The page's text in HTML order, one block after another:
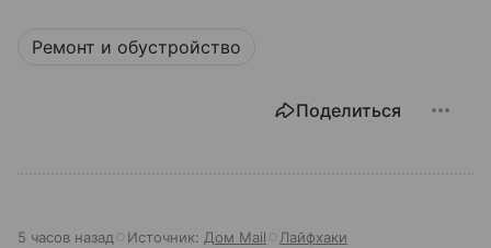
Ремонт и обустройство
Поделиться
5 часов назад Источник: Дом Mail Лайфхаки